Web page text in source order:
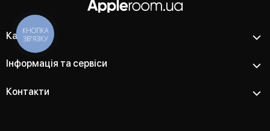
Каталог
Інформація та сервіси
Контакти
КНОПКА
ЗВ'ЯЗКУ